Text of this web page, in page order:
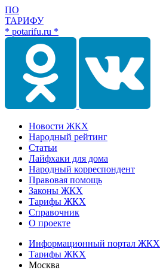
ПО
ТАРИФУ
* potarifu.ru *
Новости ЖКХ
Народный рейтинг
Статьи
Лайфхаки для дома
Народный корреспондент
Правовая помощь
Законы ЖКХ
Тарифы ЖКХ
Справочник
О проекте
Информационный портал ЖКХ
Тарифы ЖКХ
Москва